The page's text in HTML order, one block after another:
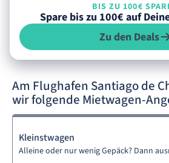
BIS ZU 100€
Spare bis zu 100€ auf
Zu den Deals
Am Flughafen Santiago de
wir folgende Mietwagen-
Kleinstwagen
Alleine oder nur wenig Gepäck? Dann